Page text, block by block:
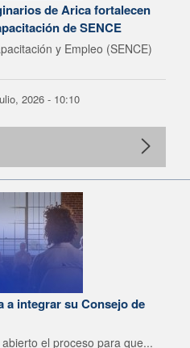
de Arica fortalecen
de SENCE
y Empleo (SENCE)
2026 - 10:10
a integrar su Consejo de
el proceso para que...